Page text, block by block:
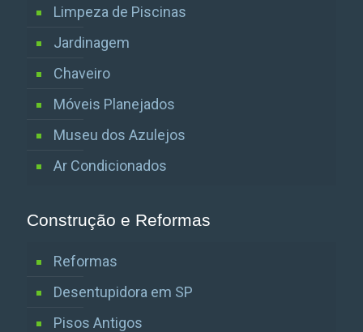
Limpeza de Piscinas
Jardinagem
Chaveiro
Móveis Planejados
Museu dos Azulejos
Ar Condicionados
Construção e Reformas
Reformas
Desentupidora em SP
Pisos Antigos